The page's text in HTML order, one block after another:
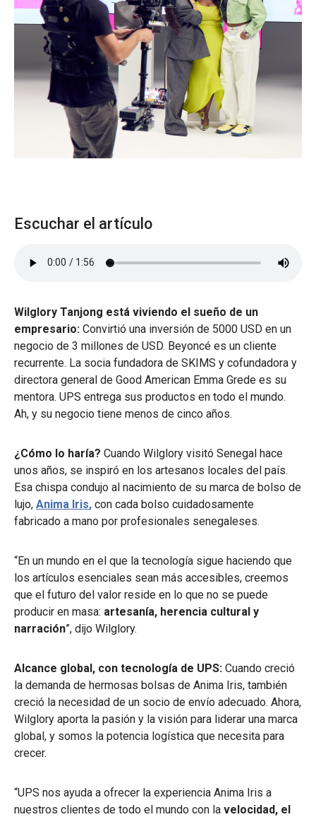
Escuchar el artículo
Wilglory Tanjong está viviendo el sueño de un
empresario: Convirtió una inversión de 5000 USD en un
negocio de 3 millones de USD. Beyoncé es un cliente
recurrente. La socia fundadora de SKIMS y cofundadora y
directora general de Good American Emma Grede es su
mentora. UPS entrega sus productos en todo el mundo.
Ah, y su negocio tiene menos de cinco años.
¿Cómo lo haría? Cuando Wilglory visitó Senegal hace
unos años, se inspiró en los artesanos locales del país.
Esa chispa condujo al nacimiento de su marca de bolso de
lujo, Anima Iris, con cada bolso cuidadosamente
fabricado a mano por profesionales senegaleses.
“En un mundo en el que la tecnología sigue haciendo que
los artículos esenciales sean más accesibles, creemos
que el futuro del valor reside en lo que no se puede
producir en masa: artesanía, herencia cultural y
narración”, dijo Wilglory.
Alcance global, con tecnología de UPS: Cuando creció
la demanda de hermosas bolsas de Anima Iris, también
creció la necesidad de un socio de envío adecuado. Ahora,
Wilglory aporta la pasión y la visión para liderar una marca
global, y somos la potencia logística que necesita para
crecer.
“UPS nos ayuda a ofrecer la experiencia Anima Iris a
nuestros clientes de todo el mundo con la velocidad, el